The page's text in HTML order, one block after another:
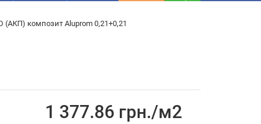
(АКП) композит Aluprom 0,21+0,21
1 377.86 грн./м2